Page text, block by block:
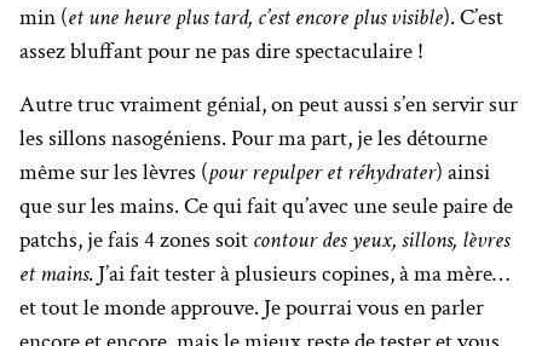
min (et une heure plus tard, c’est encore plus visible). C’est
assez bluffant pour ne pas dire spectaculaire !
Autre truc vraiment génial, on peut aussi s’en servir sur
les sillons nasogéniens. Pour ma part, je les détourne
même sur les lèvres (pour repulper et réhydrater) ainsi
que sur les mains. Ce qui fait qu’avec une seule paire de
patchs, je fais 4 zones soit contour des yeux, sillons, lèvres
et mains. J’ai fait tester à plusieurs copines, à ma mère…
et tout le monde approuve. Je pourrai vous en parler